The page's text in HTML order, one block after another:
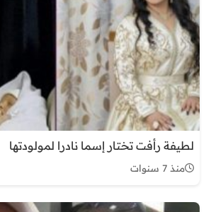
لطيفة رأفت تختار إسما نادرا لمولودتها
منذ 7 سنوات